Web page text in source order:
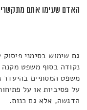
האדם שעימו אתם
גם שימוש בסימני פיסוק
נקודה בסוף משפט מקנה
משפט המסתיים בהיעדר
על פסיביות או על
הדגשה, אלא גם כנות.